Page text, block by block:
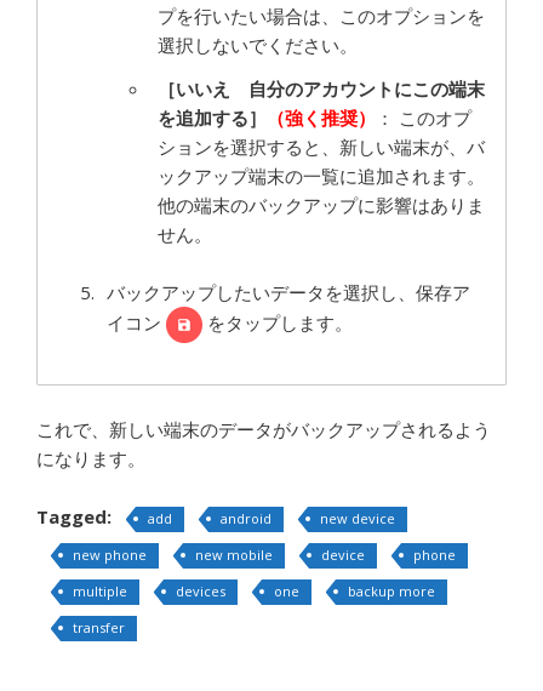
プを行いたい場合は、このオプションを
選択しないでください。
［いいえ 自分のアカウントにこの端末
を追加する］
（強く推奨）
： このオプ
ションを選択すると、新しい端末が、バ
ックアップ端末の一覧に追加されます。
他の端末のバックアップに影響はありま
せん。
バックアップしたいデータを選択し、保存ア
イコン
をタップします。
これで、新しい端末のデータがバックアップされるよう
になります。
Tagged: add android
new device
new phone
new mobile device
phone
multiple
devices one
backup more
transfer